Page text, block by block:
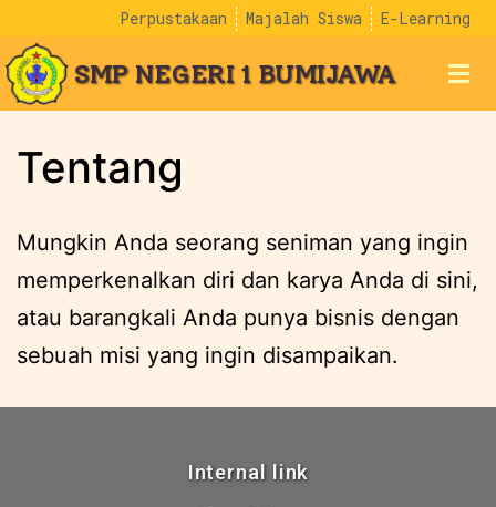
Perpustakaan Majalah Siswa E-Learning
SMP NEGERI 1 BUMIJAWA
Tentang
Mungkin Anda seorang seniman yang ingin
memperkenalkan diri dan karya Anda di sini,
atau barangkali Anda punya bisnis dengan
sebuah misi yang ingin disampaikan.
Internal link